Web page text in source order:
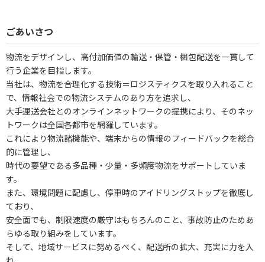
ごあいさつ
物流をデザインし、高付加価値の輸送・保管・梱包配送を一貫して
行う企業を目指します。
当社は、物流を合理化する技術＝ロジスティクスを取り入れること
で、情報社会での物流システムのあり方を追求し、
大手運送会社とのオンラインネットワークの提携により、そのネッ
トワークは全国各都市を網羅しています。
これにより物流諸機能や、端末からの情報のフィードバックを総合
的に管理し、
時代の要望である多品種・少量・多頻度物流をサポートしていま
す。
また、環境問題に配慮し、停車時のアイドリングストップを徹底し
ており、
安全面でも、制限速度の厳守はもちろんのこと、事故防止のためあ
らゆる取り組みをしています。
そして、地域サービスに努めるべく、配送所の拡大、充実に力を入